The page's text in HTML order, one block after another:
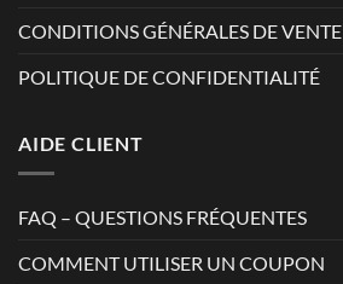
CONDITIONS GÉNÉRALES DE VENTE
POLITIQUE DE CONFIDENTIALITÉ
AIDE CLIENT
FAQ – QUESTIONS FRÉQUENTES
COMMENT UTILISER UN COUPON